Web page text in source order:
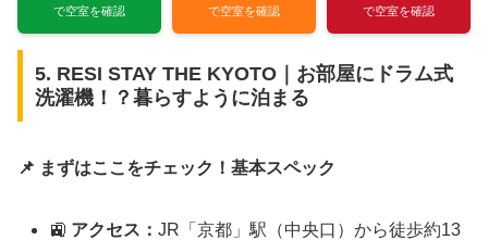
で空室を確認 で空室を確認 で空室を確認
5. RESI STAY THE KYOTO｜お部屋にドラム式
洗濯機！？暮らすように泊まる
📌 まずはここをチェック！基本スペック
🚉 アクセス：JR「京都」駅（中央口）から徒歩約13